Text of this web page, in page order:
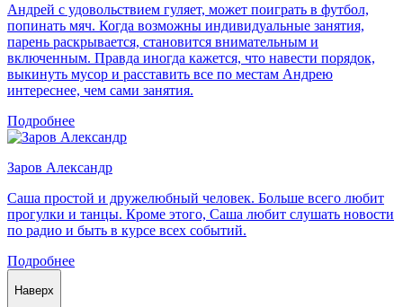
Андрей с удовольствием гуляет, может поиграть в футбол,
попинать мяч. Когда возможны индивидуальные занятия,
парень раскрывается, становится внимательным и
включенным. Правда иногда кажется, что навести порядок,
выкинуть мусор и расставить все по местам Андрею
интереснее, чем сами занятия.
Подробнее
Заров Александр
Саша простой и дружелюбный человек. Больше всего любит
прогулки и танцы. Кроме этого, Саша любит слушать новости
по радио и быть в курсе всех событий.
Подробнее
Наверх